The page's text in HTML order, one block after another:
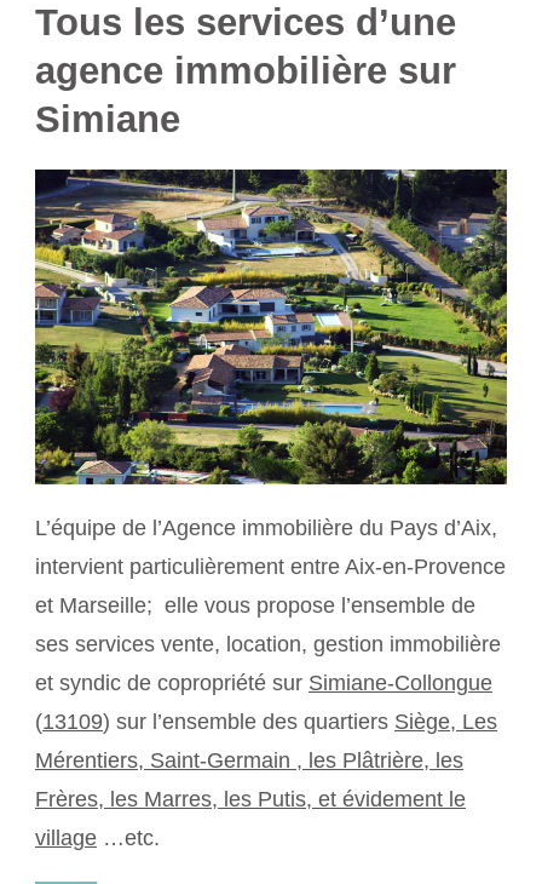
Tous les services d’une
agence immobilière sur
Simiane
L’équipe de l’Agence immobilière du Pays d’Aix,
intervient particulièrement entre Aix-en-Provence
et Marseille; elle vous propose l’ensemble de
ses services vente, location, gestion immobilière
et syndic de copropriété sur Simiane-Collongue
(13109) sur l’ensemble des quartiers Siège, Les
Mérentiers, Saint-Germain , les Plâtrière, les
Frères, les Marres, les Putis, et évidement le
village …etc.